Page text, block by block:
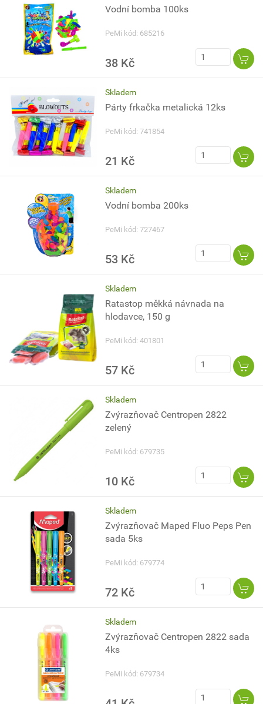
Vodní bomba 100ks
PeMi kód: 685216
38 Kč
Skladem
Párty frkačka metalická 12ks
PeMi kód: 741854
21 Kč
Skladem
Vodní bomba 200ks
PeMi kód: 727467
53 Kč
Skladem
Ratastop měkká návnada na
hlodavce, 150 g
PeMi kód: 401801
57 Kč
Skladem
Zvýrazňovač Centropen 2822
zelený
PeMi kód: 679735
10 Kč
Skladem
Zvýrazňovač Maped Fluo Peps Pen
sada 5ks
PeMi kód: 679774
72 Kč
Skladem
Zvýrazňovač Centropen 2822 sada
4ks
PeMi kód: 679734